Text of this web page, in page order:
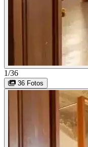
1/36
36 Fotos